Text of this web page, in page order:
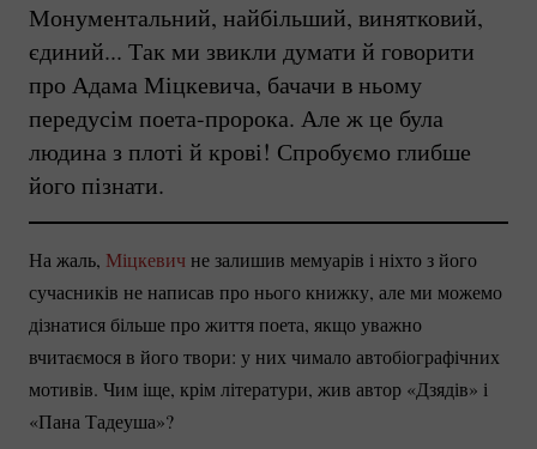
Монументальний, найбільший, винятковий,
єдиний... Так ми звикли думати й говорити
про Адама Міцкевича, бачачи в ньому
передусім поета-пророка. Але ж це була
людина з плоті й крові! Спробуємо глибше
його пізнати.
На жаль, Міцкевич не залишив мемуарів і ніхто з його
сучасників не написав про нього книжку, але ми можемо
дізнатися більше про життя поета, якщо уважно
вчитаємося в його твори: у них чимало автобіографічних
мотивів. Чим іще, крім літератури, жив автор «Дзядів» і
«Пана Тадеуша»?